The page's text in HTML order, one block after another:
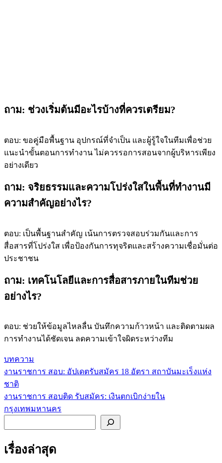
ถาม: ช่วงเริ่มต้นมีอะไรบ้างที่ควรเตรียม?
ตอบ: ขอคู่มือพื้นฐาน อุปกรณ์ที่จำเป็น และผู้รู้ใจในทีมเพื่อช่วย
แนะนำขั้นตอนการทำงาน ไม่ควรรอการสอนจากผู้บริหารเพียง
อย่างเดียว
ถาม: จริยธรรมและความโปร่งใสในพื้นที่ทำงานมี
ความสำคัญอย่างไร?
ตอบ: เป็นพื้นฐานสำคัญ เน้นการตรวจสอบร่วมกันและการ
สื่อสารที่โปร่งใส เพื่อป้องกันการทุจริตและสร้างความเชื่อมั่นต่อ
ประชาชน
ถาม: เทคโนโลยีและการสื่อสารภายในทีมช่วย
อย่างไร?
ตอบ: ช่วยให้ข้อมูลไหลลื่น บันทึกความก้าวหน้า และติดตามผล
การทำงานได้ชัดเจน ลดความเข้าใจผิดระหว่างทีม
บทความ
แนะแนว
เรื่อง
งานราชการ สอบ: อัปเดตรับสมัคร 18 อัตรา สถาบันมะเร็งแห่ง
ชาติ
งานราชการ สอบติด รับสมัคร: เงินตกเบิกง่ายใน
กรุงเทพมหานคร
เรื่องล่าสุด